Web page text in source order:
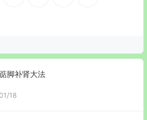
踮脚补肾大法
01/18